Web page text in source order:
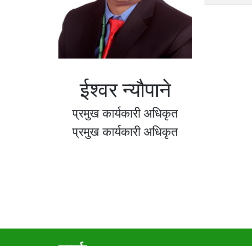
ईश्वर न्यौपाने
प्रमुख कार्यकारी अधिकृत
प्रमुख कार्यकारी अधिकृत